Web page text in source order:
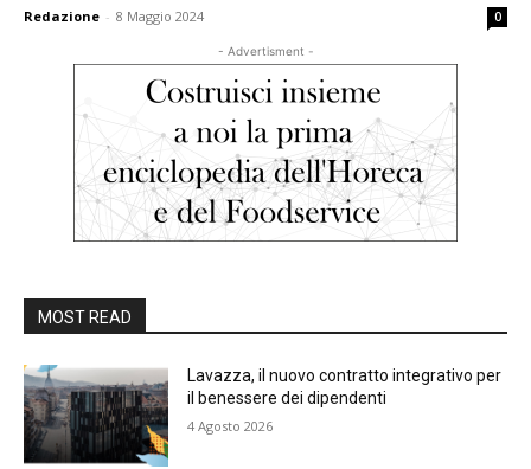
Redazione - 8 Maggio 2024 0
- Advertisment -
MOST READ
Lavazza, il nuovo contratto integrativo per
il benessere dei dipendenti
4 Agosto 2026